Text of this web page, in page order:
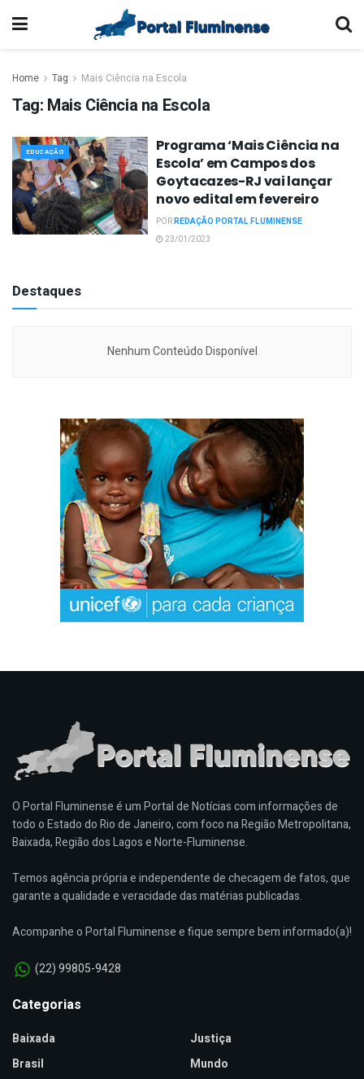
Home Tag Mais Ciência na Escola
Tag: Mais Ciência na Escola
EDUCAÇÃO
Programa ‘Mais Ciência na
Escola’ em Campos dos
Goytacazes-RJ vai lançar
novo edital em fevereiro
PORREDAÇÃO PORTAL FLUMINENSE
23/01/2023
Destaques
Nenhum Conteúdo Disponível
O Portal Fluminense é um Portal de Notícias com informações de
todo o Estado do Rio de Janeiro, com foco na Região Metropolitana,
Baixada, Região dos Lagos e Norte-Fluminense.
Temos agência própria e independente de checagem de fatos, que
garante a qualidade e veracidade das matérias publicadas.
Acompanhe o Portal Fluminense e fique sempre bem informado(a)!
(22) 99805-9428
Categorias
Baixada
Brasil
Justiça
Mundo